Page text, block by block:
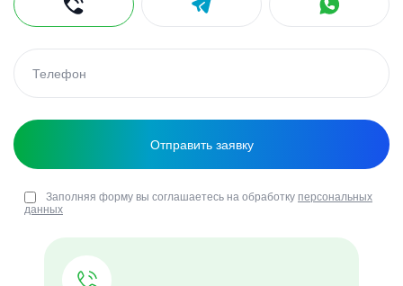
Заполняя форму вы соглашаетесь на обработку персональных
данных